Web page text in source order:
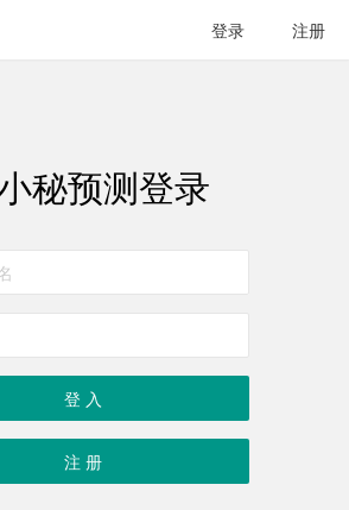
登录 注册
秘预测登录
登 入
注 册